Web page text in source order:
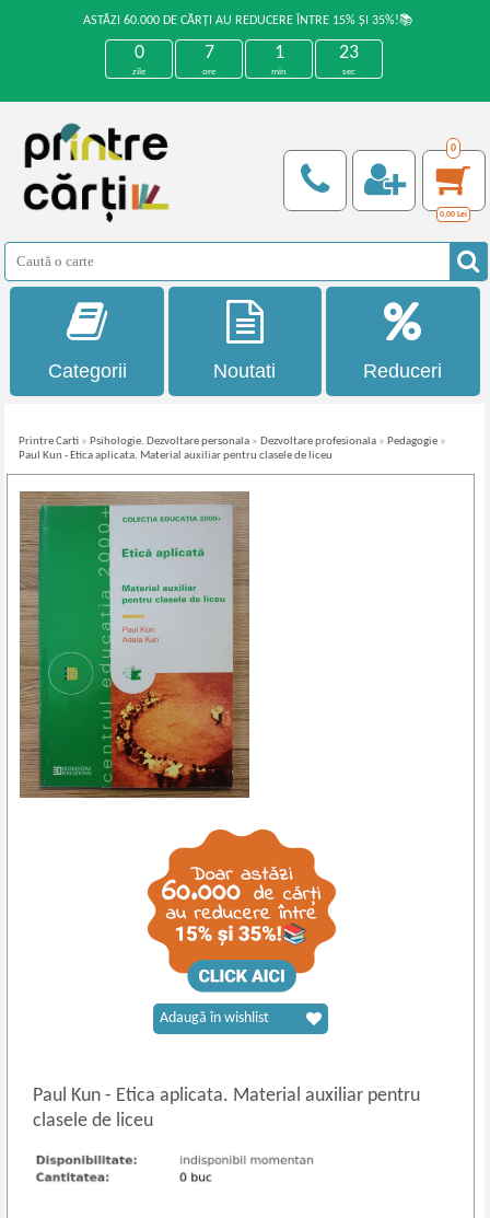
ASTĂZI 60.000 DE CĂRȚI AU REDUCERE ÎNTRE 15% ȘI 35%!📚
0
zile
7
ore
1
min
22
sec
0
0,00 Lei
Categorii Noutati Reduceri
Printre Carti » Psihologie. Dezvoltare personala » Dezvoltare profesionala » Pedagogie »
Paul Kun - Etica aplicata. Material auxiliar pentru clasele de liceu
Paul Kun- Etica aplicata. Material auxiliar pentru
clasele de liceu
Adaugă în wishlist